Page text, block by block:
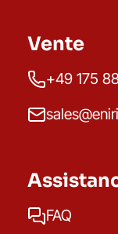
Vente
+49 175
FAQ